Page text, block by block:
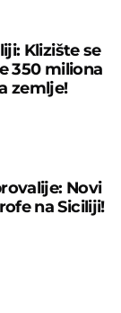
Klizište se
350 miliona
zemlje!
Novi
na Siciliji!